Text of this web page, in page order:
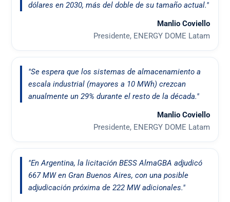
dólares en 2030, más del doble de su tamaño actual."
Manlio Coviello
Presidente, ENERGY DOME Latam
"Se espera que los sistemas de almacenamiento a
escala industrial (mayores a 10 MWh) crezcan
anualmente un 29% durante el resto de la década."
Manlio Coviello
Presidente, ENERGY DOME Latam
"En Argentina, la licitación BESS AlmaGBA adjudicó
667 MW en Gran Buenos Aires, con una posible
adjudicación próxima de 222 MW adicionales."